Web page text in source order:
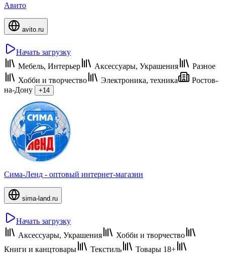
Авито
avito.ru
Начать загрузку
Мебель, Интерьер
Аксессуары, Украшения
Разное
Хобби и творчество
Электроника, техника
Ростов-
на-Дону
+14
Сима-Ленд - оптовый интернет-магазин
sima-land.ru
Начать загрузку
Аксессуары, Украшения
Хобби и творчество
Книги и канцтовары
Текстиль
Товары 18+